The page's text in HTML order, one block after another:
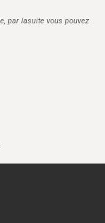
par lasuite vous pouvez